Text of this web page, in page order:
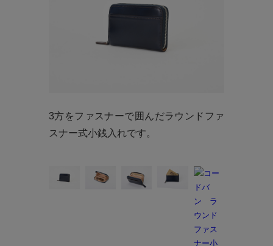
3方をファスナーで囲んだラウンドファ
スナー式小銭入れです。